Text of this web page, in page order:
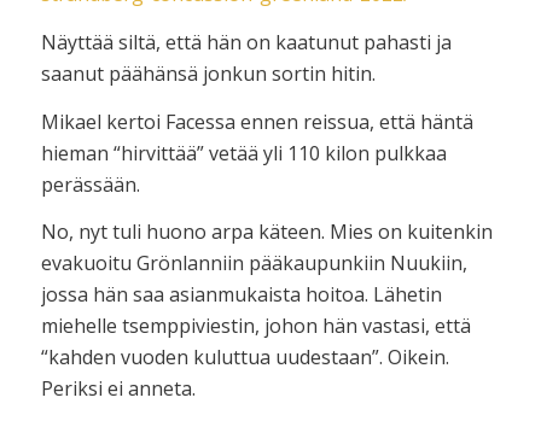
Näyttää siltä, että hän on kaatunut pahasti ja
saanut päähänsä jonkun sortin hitin.
Mikael kertoi Facessa ennen reissua, että häntä
hieman “hirvittää” vetää yli 110 kilon pulkkaa
perässään.
No, nyt tuli huono arpa käteen. Mies on kuitenkin
evakuoitu Grönlanniin pääkaupunkiin Nuukiin,
jossa hän saa asianmukaista hoitoa. Lähetin
miehelle tsemppiviestin, johon hän vastasi, että
“kahden vuoden kuluttua uudestaan”. Oikein.
Periksi ei anneta.